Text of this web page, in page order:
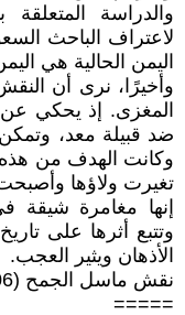
والدراسة
لاعتراف الباحث
اليمن الحالية هي
وأخيرًا، نرى أن
المغزى. إذ يحكي
ضد قبيلة معد،
وكانت الهدف من هذه
تغيرت ولاؤها
إنها مغامرة شيقة
وتتبع أثرها على
الأذهان ويثير العجب.
نقش ماسل الجمح (Ry506).
=====